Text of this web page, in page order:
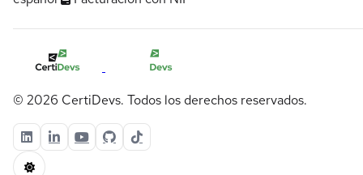
© 2026 CertiDevs. Todos los derechos reservados.